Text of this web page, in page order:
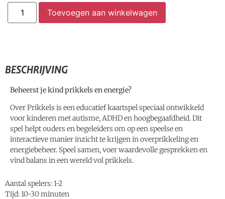
Toevoegen aan winkelwagen
BESCHRIJVING
Beheerst je kind prikkels en energie?
Over Prikkels is een educatief kaartspel speciaal ontwikkeld
voor kinderen met autisme, ADHD en hoogbegaafdheid. Dit
spel helpt ouders en begeleiders om op een speelse en
interactieve manier inzicht te krijgen in overprikkeling en
energiebeheer. Speel samen, voer waardevolle gesprekken en
vind balans in een wereld vol prikkels.
Aantal spelers: 1-2
Tijd: 10-30 minuten